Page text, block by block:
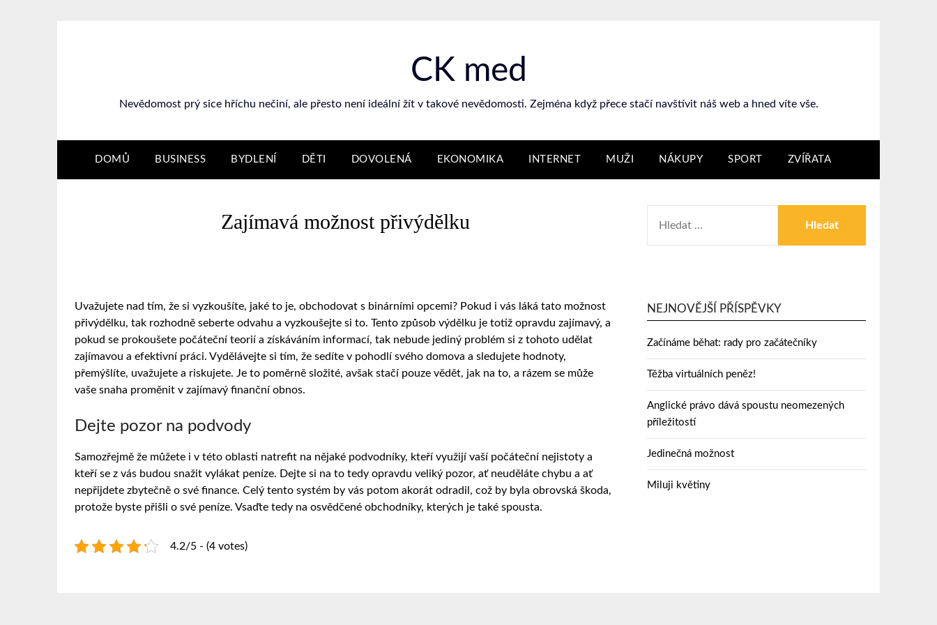
CK med
Nevědomost prý sice hříchu nečiní, ale přesto není ideální žít v takové nevědomosti. Zejména když přece stačí navštívit náš web a hned víte vše.
DOMŮ BUSINESS BYDLENÍ DĚTI DOVOLENÁ EKONOMIKA INTERNET MUŽI NÁKUPY SPORT ZVÍŘATA
Zajímavá možnost přivýdělku
Uvažujete nad tím, že si vyzkoušíte, jaké to je, obchodovat s binárními opcemi? Pokud i vás láká tato možnost
přivýdělku, tak rozhodně seberte odvahu a vyzkoušejte si to. Tento způsob výdělku je totiž opravdu zajímavý, a
pokud se prokoušete počáteční teorií a získáváním informací, tak nebude jediný problém si z tohoto udělat
zajímavou a efektivní práci. Vydělávejte si tím, že sedíte v pohodlí svého domova a sledujete hodnoty,
přemýšlíte, uvažujete a riskujete. Je to poměrně složité, avšak stačí pouze vědět, jak na to, a rázem se může
vaše snaha proměnit v zajímavý finanční obnos.
Dejte pozor na podvody
Samozřejmě že můžete i v této oblasti natrefit na nějaké podvodníky, kteří využijí vaší počáteční nejistoty a
kteří se z vás budou snažit vylákat peníze. Dejte si na to tedy opravdu veliký pozor, ať neuděláte chybu a ať
nepřijdete zbytečně o své finance. Celý tento systém by vás potom akorát odradil, což by byla obrovská škoda,
protože byste přišli o své peníze. Vsaďte tedy na osvědčené obchodníky, kterých je také spousta.
4.2/5 - (4 votes)
NEJNOVĚJŠÍ PŘÍSPĚVKY
Začínáme běhat: rady pro začátečníky
Těžba virtuálních peněz!
Anglické právo dává spoustu neomezených
příležitostí
Jedinečná možnost
Miluji květiny